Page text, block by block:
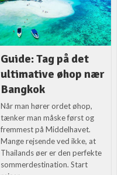
Guide: Tag på det
ultimative øhop nær
Bangkok
Når man hører ordet øhop,
tænker man måske først og
fremmest på Middelhavet.
Mange rejsende ved ikke, at
Thailands øer er den perfekte
sommerdestination. Start